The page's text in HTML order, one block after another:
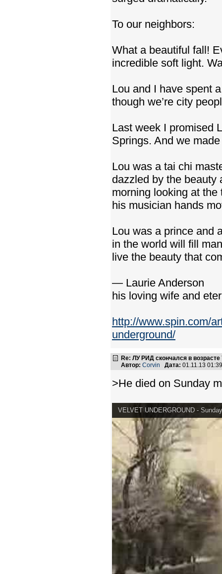
To our neighbors:
What a beautiful fall!
incredible soft light.
Lou and I have spent
though we’re city
Last week I promised
Springs. And we
Lou was a tai chi
dazzled by the beauty
morning looking at
his musician hands
Lou was a prince and
in the world will fill
live the beauty that
— Laurie Anderson
his loving wife and
http://www.spin.com/
underground/
Re: ЛУ РИД скончался в возрасте
Автор: Corvin Дата: 01.11.13
>He died on Sunday
VELVET UNDERGROUND -